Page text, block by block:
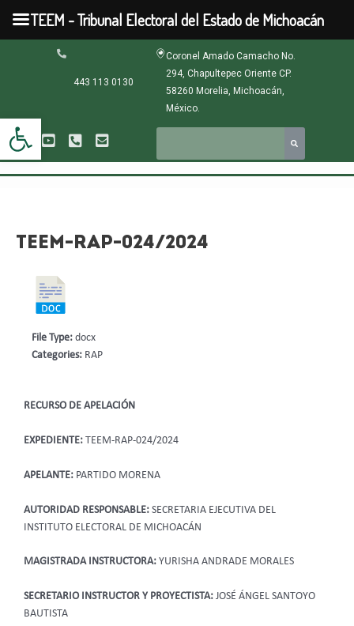
Abrir barra de herramientas
contenido
443 113 0130
Coronel Amado Camacho No.
294, Chapultepec Oriente CP.
58260 Morelia, Michoacán,
México.
TEEM-RAP-024/2024
RECURSO DE APELACIÓN
EXPEDIENTE: TEEM-RAP-024/2024
APELANTE: PARTIDO MORENA
AUTORIDAD RESPONSABLE: SECRETARIA EJECUTIVA DEL
INSTITUTO ELECTORAL DE MICHOACÁN
MAGISTRADA INSTRUCTORA: YURISHA ANDRADE MORALES
SECRETARIO INSTRUCTOR Y PROYECTISTA: JOSÉ ÁNGEL SANTOYO
BAUTISTA
File Type: docx
Categories: RAP
TEEM - Tribunal Electoral del Estado de Michoacán